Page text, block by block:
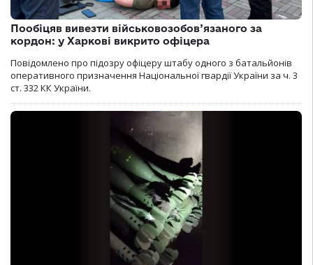
Пообіцяв вивезти військовозобов’язаного за
кордон: у Харкові викрито офіцера
Повідомлено про підозру офіцеру штабу одного з батальйонів
оперативного призначення Національної гвардії України за ч. 3
ст. 332 КК України.